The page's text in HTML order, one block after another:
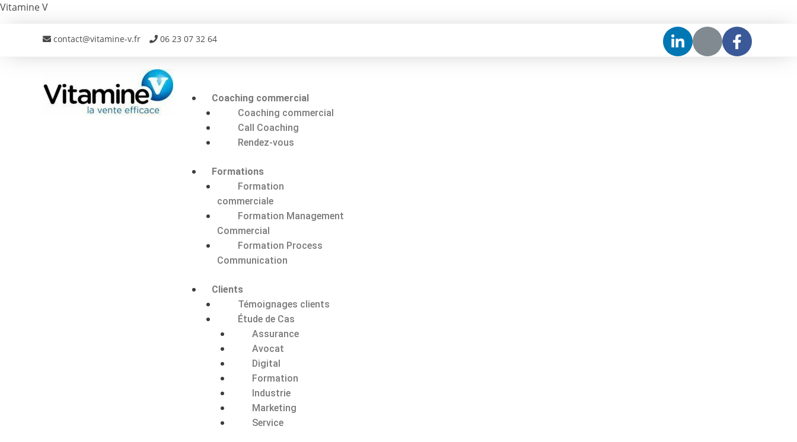
Vitamine V
contact@vitamine-v.fr 06 23 07 32 64
Coaching commercial
Coaching commercial
Call Coaching
Rendez-vous
Formations
Formation
commerciale
Formation Management
Commercial
Formation Process
Communication
Clients
Témoignages clients
Étude de Cas
Assurance
Avocat
Digital
Formation
Industrie
Marketing
Service